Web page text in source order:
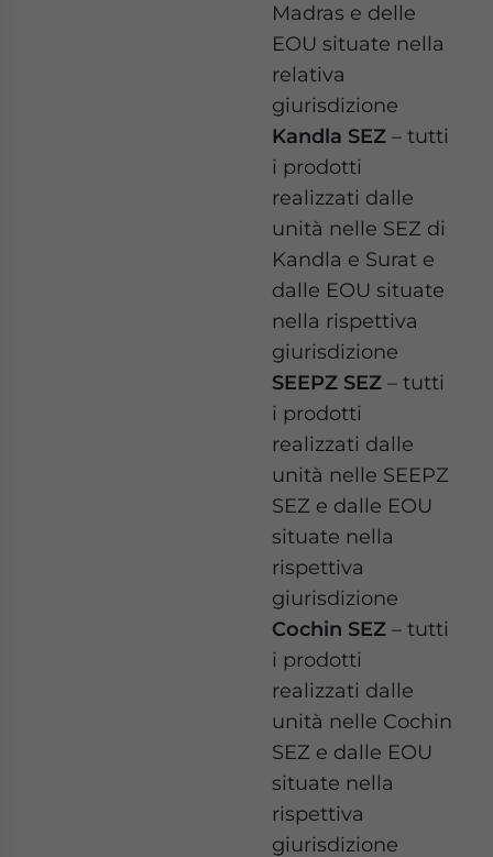
Madras e delle
EOU situate nella
relativa
giurisdizione
Kandla SEZ – tutti
i prodotti
realizzati dalle
unità nelle SEZ di
Kandla e Surat e
dalle EOU situate
nella rispettiva
giurisdizione
SEEPZ SEZ – tutti
i prodotti
realizzati dalle
unità nelle SEEPZ
SEZ e dalle EOU
situate nella
rispettiva
giurisdizione
Cochin SEZ – tutti
i prodotti
realizzati dalle
unità nelle Cochin
SEZ e dalle EOU
situate nella
rispettiva
giurisdizione